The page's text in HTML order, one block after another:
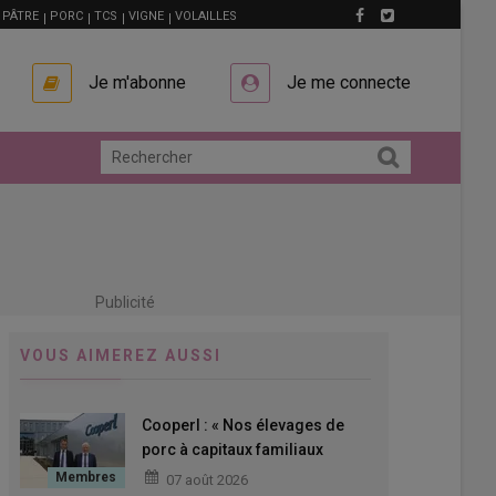
PÂTRE PORC TCS VIGNE VOLAILLES
Je m'abonne Je me connecte
Publicité
VOUS AIMEREZ AUSSI
Cooperl : « Nos élevages de
porc à capitaux familiaux
doivent pouvoir s’agrandir »
07 août 2026